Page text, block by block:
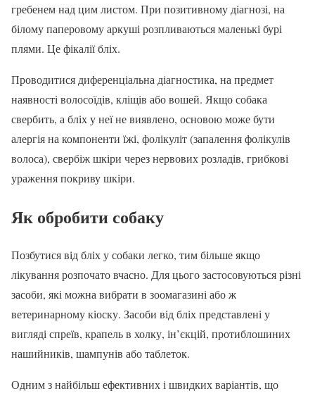
гребенем над цим листом. При позитивному діагнозі, на
білому паперовому аркуші розпливаються маленькі бурі
плями. Це фікалії бліх.
Проводитися диференціальна діагностика, на предмет
наявності волосоїдів, кліщів або вошей. Якщо собака
свербить, а бліх у неї не виявлено, основою може бути
алергія на компоненти їжі, фолікуліт (запалення фолікулів
волоса), свербіж шкіри через нервових розладів, грибкові
ураження покриву шкіри.
Як обробити собаку
Позбутися від бліх у собаки легко, тим більше якщо
лікування розпочато вчасно. Для цього застосовуються різні
засоби, які можна вибрати в зоомагазині або ж
ветеринарному кіоску. Засоби від бліх представлені у
вигляді спреїв, крапель в холку, ін’єкцій, протиблошиних
нашийників, шампунів або таблеток.
Одним з найбільш ефективних і швидких варіантів, що